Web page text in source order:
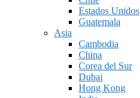
Estados Unidos
Guatemala
Asia
Cambodia
China
Corea del Sur
Dubai
Hong Kong